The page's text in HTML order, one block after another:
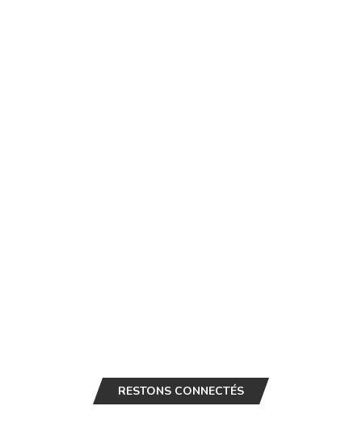
RESTONS CONNECTÉS